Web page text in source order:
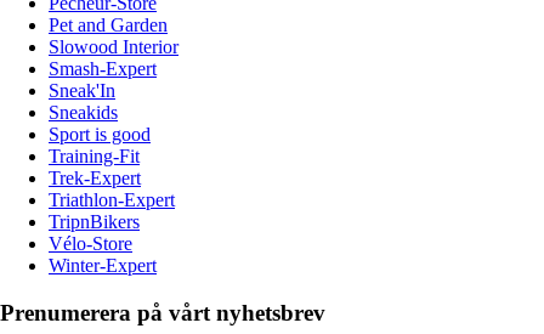
Pet and Garden
Slowood Interior
Smash-Expert
Sneak'In
Sneakids
Sport is good
Training-Fit
Trek-Expert
Triathlon-Expert
TripnBikers
Vélo-Store
Winter-Expert
Prenumerera på vårt nyhetsbrev